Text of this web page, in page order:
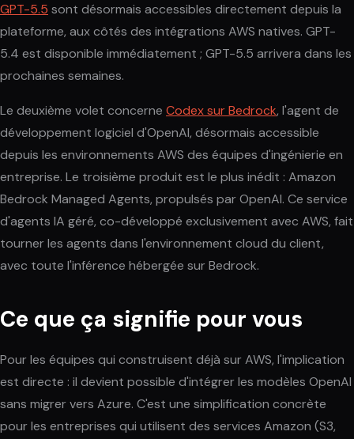
GPT-5.5 sont désormais accessibles directement depuis la
plateforme, aux côtés des intégrations AWS natives. GPT-
5.4 est disponible immédiatement ; GPT-5.5 arrivera dans les
prochaines semaines.
Le deuxième volet concerne Codex sur Bedrock, l'agent de
développement logiciel d'OpenAI, désormais accessible
depuis les environnements AWS des équipes d'ingénierie en
entreprise. Le troisième produit est le plus inédit : Amazon
Bedrock Managed Agents, propulsés par OpenAI. Ce service
d'agents IA géré, co-développé exclusivement avec AWS, fait
tourner les agents dans l'environnement cloud du client,
avec toute l'inférence hébergée sur Bedrock.
Ce que ça signifie pour vous
Pour les équipes qui construisent déjà sur AWS, l'implication
est directe : il devient possible d'intégrer les modèles OpenAI
sans migrer vers Azure. C'est une simplification concrète
pour les entreprises qui utilisent des services Amazon (S3,